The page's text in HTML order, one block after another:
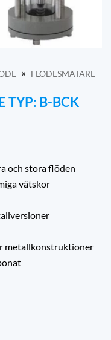
»
FLÖDESMÄTARE
TYP: B-BCK
och stora flöden
vätskor
metallkonstruktioner